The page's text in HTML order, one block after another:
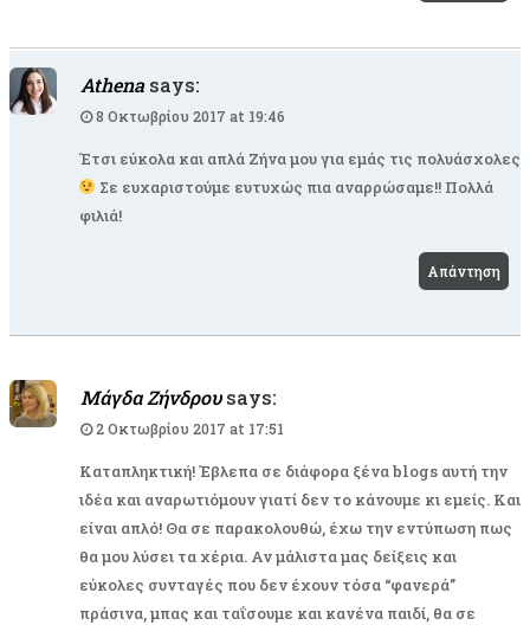
Athena says:
8 Οκτωβρίου 2017 at 19:46
Έτσι εύκολα και απλά Ζήνα μου για εμάς τις πολυάσχολες
Σε ευχαριστούμε ευτυχώς πια αναρρώσαμε!! Πολλά
φιλιά!
Απάντηση
Μάγδα Ζήνδρου says:
2 Οκτωβρίου 2017 at 17:51
Καταπληκτική! Έβλεπα σε διάφορα ξένα blogs αυτή την
ιδέα και αναρωτιόμουν γιατί δεν το κάνουμε κι εμείς. Και
είναι απλό! Θα σε παρακολουθώ, έχω την εντύπωση πως
θα μου λύσει τα χέρια. Αν μάλιστα μας δείξεις και
εύκολες συνταγές που δεν έχουν τόσα “φανερά”
πράσινα, μπας και ταΐσουμε και κανένα παιδί, θα σε